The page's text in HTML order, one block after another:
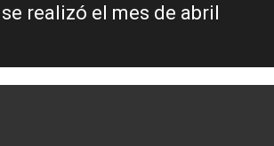
realizó el mes de abril